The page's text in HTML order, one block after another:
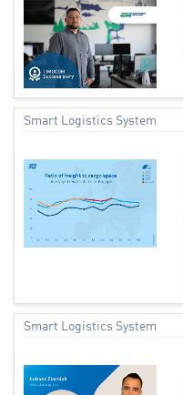
Smart Logistics System
Smart Logistics System